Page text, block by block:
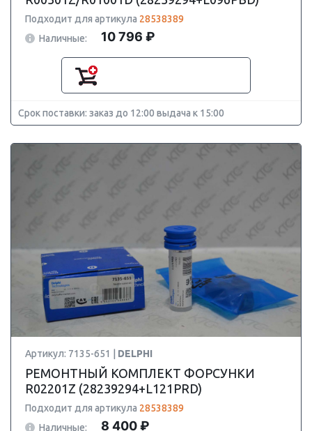
Подходит для артикула 28538389
Наличные:
10 796 ₽
Срок поставки: заказ до 12:00 выдача к 15:00
Артикул: 7135-651 | DELPHI
РЕМОНТНЫЙ КОМПЛЕКТ ФОРСУНКИ
R02201Z (28239294+L121PRD)
Подходит для артикула 28538389
Наличные:
8 400 ₽